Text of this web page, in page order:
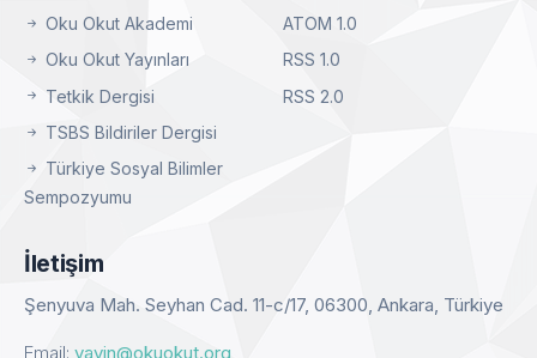
Oku Okut Akademi
Oku Okut Yayınları
Tetkik Dergisi
TSBS Bildiriler Dergisi
Türkiye Sosyal Bilimler
Sempozyumu
ATOM 1.0
RSS 1.0
RSS 2.0
İletişim
Şenyuva Mah. Seyhan Cad. 11-c/17, 06300, Ankara, Türkiye
Email: yayin@okuokut.org